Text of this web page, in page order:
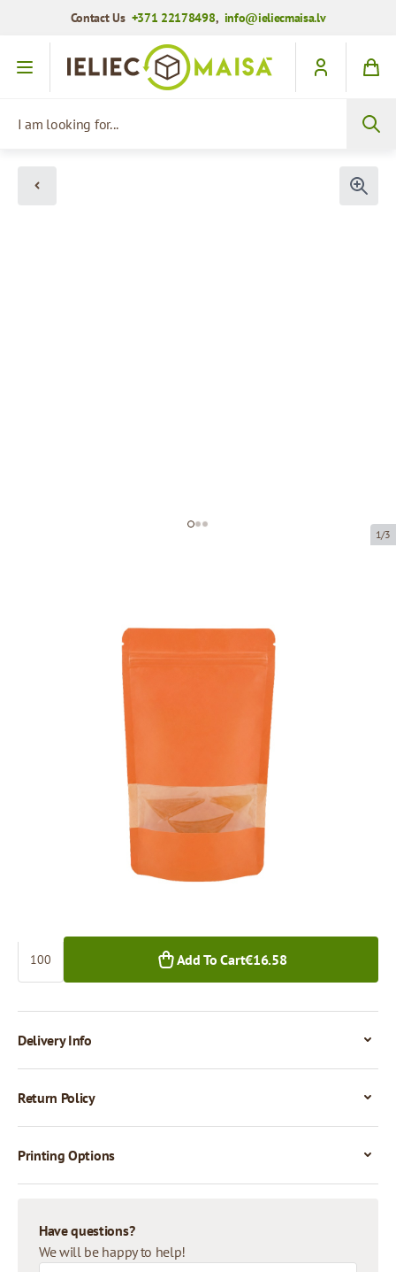
Contact Us +371 22178498, info@ieliecmaisa.lv
Skip to Content
1/3
76188
110 x 65 x 185 mm
Pap50g/CPP/Pe60
Product can be collected from a pickup point.
Price per 100 pieces
€15.25
Quantity
Add To Cart€16.58
Delivery Info
Return Policy
Printing Options
Have questions?
We will be happy to help!